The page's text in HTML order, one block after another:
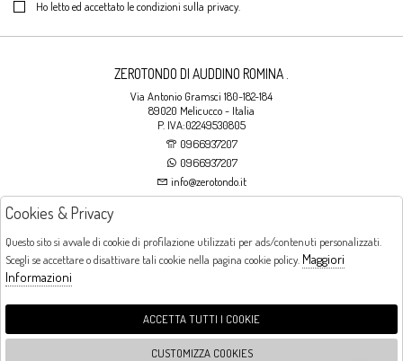
Ho letto ed accettato le condizioni sulla privacy.
ZEROTONDO DI AUDDINO ROMINA .
Via Antonio Gramsci 180-182-184
89020 Melicucco - Italia
P. IVA:02249530805
0966937207
0966937207
info@zerotondo.it
Orari di apertura
LUNEDI: CHIUSO LA MATTINA - DALLE 16:00 ALLE 20:00 DAL MARTEDI AL
Cookies & Privacy
Questo sito si avvale di cookie di profilazione utilizzati per ads/contenuti personalizzati.
Scegli se accettare o disattivare tali cookie nella pagina cookie policy. Maggiori
Informazioni
ACCETTA TUTTI I COOKIE
CUSTOMIZZA COOKIES